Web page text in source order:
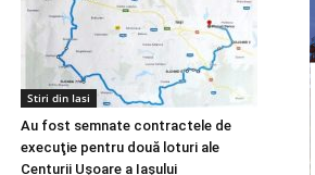
Stiri din Iasi
Au fost semnate contractele de
execuţie pentru două loturi ale
Centurii Uşoare a Iaşului